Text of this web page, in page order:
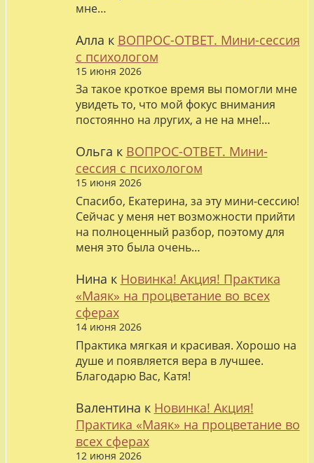
мне…
Алла к ВОПРОС-ОТВЕТ. Мини-сессия
с психологом
15 июня 2026
За такое кроткое время вы помогли мне
увидеть то, что мой фокус внимания
постоянно на лругих, а не на мне!…
Ольга к ВОПРОС-ОТВЕТ. Мини-
сессия с психологом
15 июня 2026
Спасибо, Екатерина, за эту мини-сессию!
Сейчас у меня нет возможности прийти
на полноценный разбор, поэтому для
меня это была очень…
Нина к Новинка! Акция! Практика
«Маяк» на процветание во всех
сферах
14 июня 2026
Практика мягкая и красивая. Хорошо на
душе и появляется вера в лучшее.
Благодарю Вас, Катя!
Валентина к Новинка! Акция!
Практика «Маяк» на процветание во
всех сферах
12 июня 2026